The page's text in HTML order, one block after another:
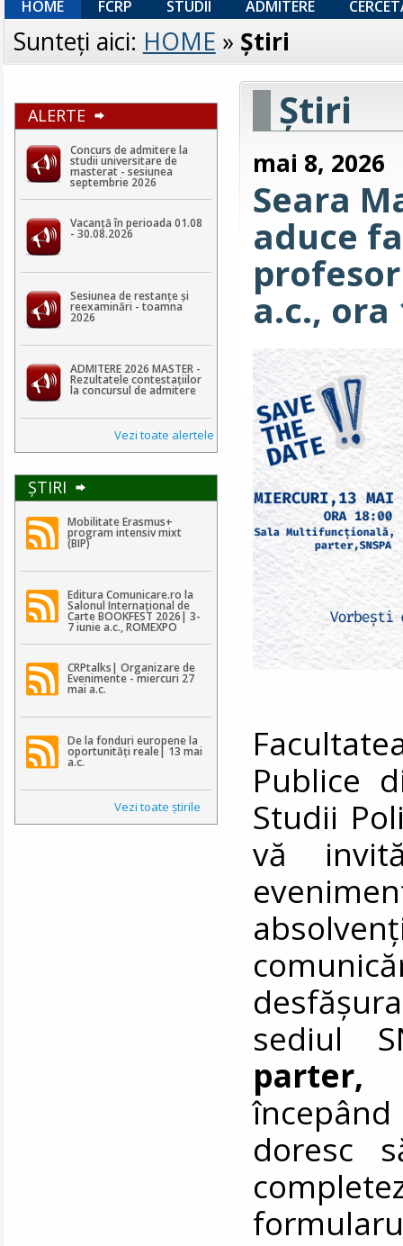
HOME FCRP STUDII ADMITERE
Sunteţi aici: HOME » Ştiri
ALERTE
Concurs de admitere la
studii universitare de
masterat - sesiunea
septembrie 2026
Vacanță în perioada 01.08
- 30.08.2026
Sesiunea de restanțe și
reexaminări - toamna
2026
ADMITERE 2026 MASTER -
Rezultatele contestaţiilor
la concursul de admitere
Vezi toate alertele
ŞTIRI
Mobilitate Erasmus+
program intensiv mixt
(BIP)
Editura Comunicare.ro la
Salonul Internațional de
Carte BOOKFEST 2026| 3-
7 iunie a.c., ROMEXPO
CRPtalks| Organizare de
Evenimente - miercuri 27
mai a.c.
De la fonduri europene la
oportunități reale| 13 mai
a.c.
Vezi toate ştirile
Ştiri
mai 8, 2026
Seara
aduce
a.c., ora
Publice
Studii
vă
sediul
parter,
începând
doresc